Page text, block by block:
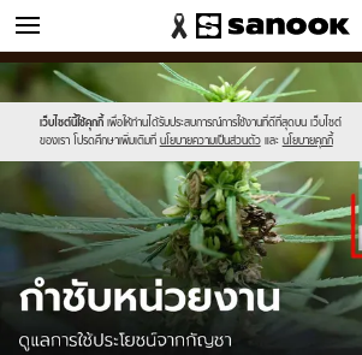
ข่าว
เว็บไซต์นี้ใช้คุกกี้ เพื่อให้ท่านได้รับประสบการณ์การใช้งานที่ดีที่สุดบน เว็บไซต์
ของเรา โปรดศึกษาเพิ่มเติมที่ นโยบายความเป็นส่วนตัว และ นโยบายคุกกี้
Sanook
//s.isanook.com/sr/0/images/logo-
new-
sanook.png
600
60
//s.isanook.com/ns/0/ud/1733/8668450/anutin-
02.jpg